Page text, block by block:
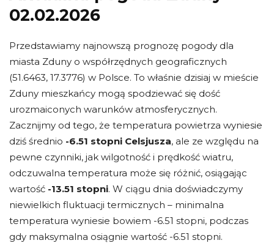
02.02.2026
Przedstawiamy najnowszą prognozę pogody dla
miasta Zduny o współrzędnych geograficznych
(51.6463, 17.3776) w Polsce. To właśnie dzisiaj w mieście
Zduny mieszkańcy mogą spodziewać się dość
urozmaiconych warunków atmosferycznych.
Zacznijmy od tego, że temperatura powietrza wyniesie
dziś średnio -6.51 stopni Celsjusza, ale ze względu na
pewne czynniki, jak wilgotność i prędkość wiatru,
odczuwalna temperatura może się różnić, osiągając
wartość -13.51 stopni. W ciągu dnia doświadczymy
niewielkich fluktuacji termicznych – minimalna
temperatura wyniesie bowiem -6.51 stopni, podczas
gdy maksymalna osiągnie wartość -6.51 stopni.